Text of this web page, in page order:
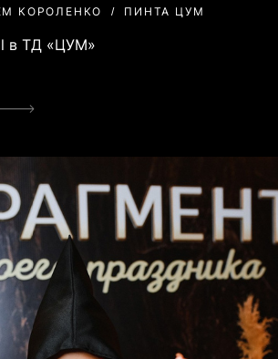
КОРОЛЕНКО ПИНТА ЦУМ
в ТД «ЦУМ»